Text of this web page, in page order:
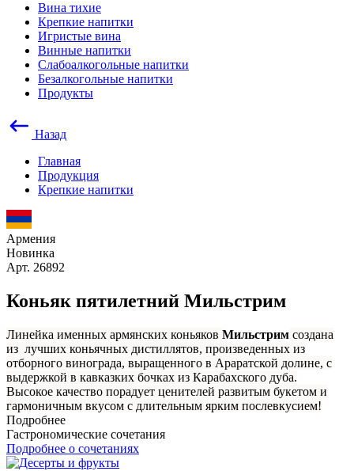
Вина тихие
Крепкие напитки
Игристые вина
Винные напитки
Слабоалкогольные напитки
Безалкогольные напитки
Продукты
Назад
Главная
Продукция
Крепкие напитки
Армения
Новинка
Арт. 26892
Коньяк пятилетний Мильстрим
Линейка именных армянских коньяков Мильстрим создана
из лучших коньячных дистиллятов, произведенных из
отборного винограда, выращенного в Араратской долине, с
выдержкой в кавказких бочках из Карабахского дуба.
Высокое качество порадует ценителей развитым букетом и
гармоничным вкусом с длительным ярким послевкусием!
Подробнее
Гастрономические сочетания
Подробнее о сочетаниях